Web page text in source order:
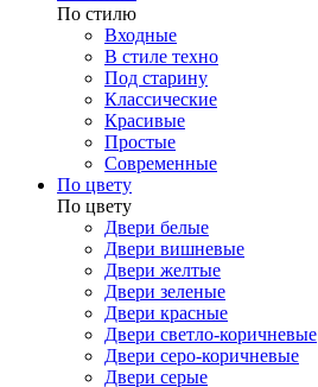
По стилю
Входные
В стиле техно
Под старину
Классические
Красивые
Простые
Современные
По цвету
По цвету
Двери белые
Двери вишневые
Двери желтые
Двери зеленые
Двери красные
Двери светло-коричневые
Двери серо-коричневые
Двери серые